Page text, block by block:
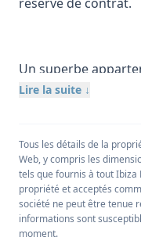
Un superbe
moderne, situé sur
conçue avec style,
partout.
À l'intérieur de ce
l'impression d'être
Lire la suite ↓
Tous les détails de la
Web, y compris les
tels que fournis à tout
propriété et acceptés
société ne peut être tenue
informations sont
moment.